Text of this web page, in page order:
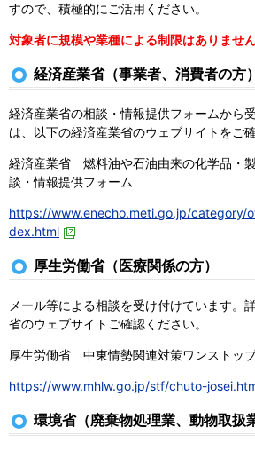
すので、積極的にご活用ください。
対象者に規模や業種による制限はありません
経済産業省（事業者、消費者の方）
経済産業省の相談・情報提供フォームから
は、以下の経済産業省のウェブサイトをご
経済産業省 燃料油や石油由来の化学品・
談・情報提供フォーム
https://www.enecho.meti.go.jp/category/
dex.html
厚生労働省（医療関係の方）
メール等による相談を受け付けています。
省のウェブサイトご確認ください。
厚生労働省 中東情勢関連対策ワンストッ
https://www.mhlw.go.jp/stf/chuto-
環境省（廃棄物処理業、動物取扱